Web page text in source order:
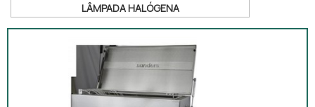
LÂMPADA HALÓGENA